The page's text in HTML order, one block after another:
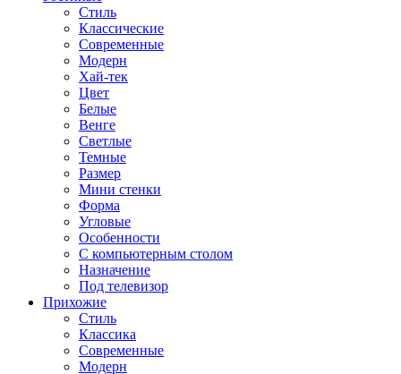
Стиль
Классические
Современные
Модерн
Хай-тек
Цвет
Белые
Венге
Светлые
Темные
Размер
Мини стенки
Форма
Угловые
Особенности
С компьютерным столом
Назначение
Под телевизор
Прихожие
Стиль
Классика
Современные
Модерн